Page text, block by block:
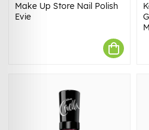
Make Up Store Nail Polish
Evie